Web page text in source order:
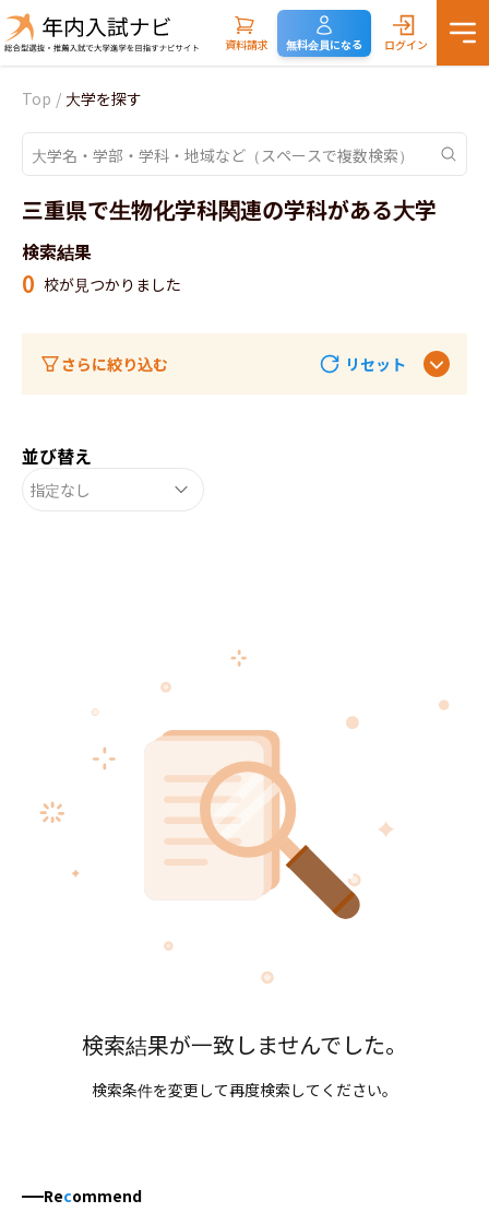
資料請求 無料会員になる ログイン
Top / 大学を探す
三重県で生物化学科関連の学科がある大学
検索結果
0 校が見つかりました
さらに絞り込む リセット
並び替え
指定なし
検索結果が一致しませんでした。
検索条件を変更して再度検索してください。
Recommend